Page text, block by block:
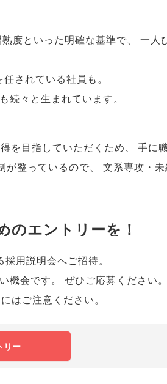
度といった明確な基準で、
一人
されている社員も。
続々と生まれています。
を目指していただくため、
手に
が整っているので、
文系専攻・未
のエントリーを！
採用説明会へご招待。
機会です。 ぜひご応募ください。
はご注意ください。
リー